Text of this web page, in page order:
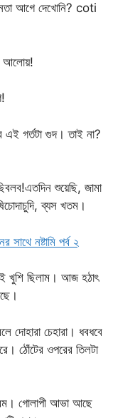
আগে দেখোনি? coti
আলোয়!
গর্তটা গুদ। তাই না?
শুয়েছি, জামা
ব্যস খতম।
নষ্টামি পর্ব ২
খুশি ছিলাম। আজ হঠাৎ
দোহারা চেহারা। ধবধবে
ঠোঁটের ওপরের তিলটা
গোলাপী আভা আছে